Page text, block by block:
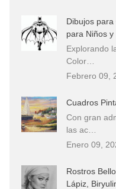
Dibujos para
para Niños y
Explorando
Color…
Febrero 09,
Cuadros
Con gran
las ac…
Enero 09,
Rostros
Lápiz,